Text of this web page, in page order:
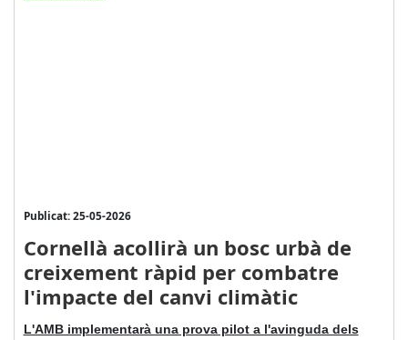
Publicat: 25-05-2026
Cornellà acollirà un bosc urbà de
creixement ràpid per combatre
l'impacte del canvi climàtic
L'AMB implementarà una prova pilot a l'avinguda dels